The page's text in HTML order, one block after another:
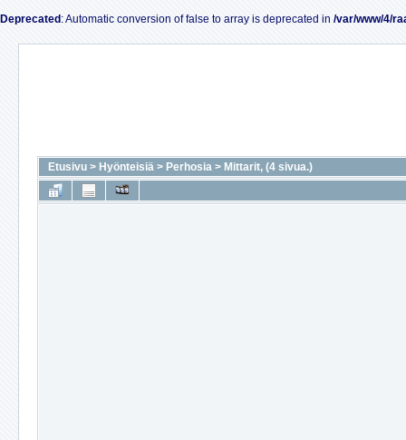
Deprecated : Automatic conversion of false to array is deprecated in /var/www/4/
Etusivu > Hyönteisiä > Perhosia > Mittarit, (4 sivua.)